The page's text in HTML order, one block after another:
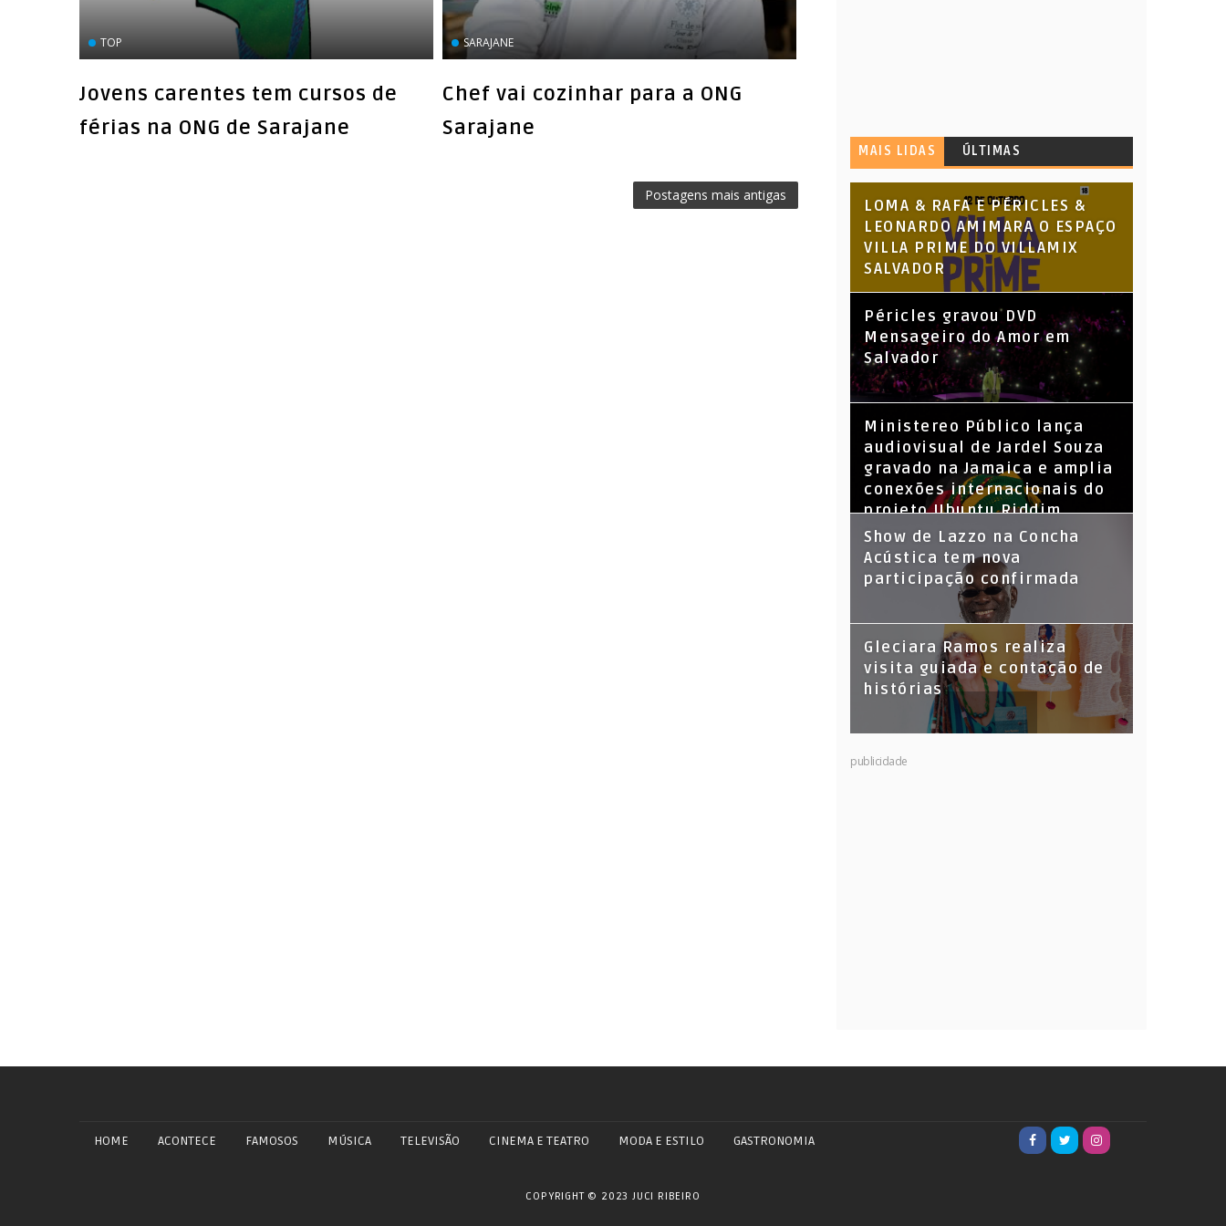
TOP
Jovens carentes tem cursos de
SARAJANE‏
Chef vai cozinhar para a ONG
Postagens mais antigas
MAIS LIDAS ÚLTIMAS
LOMA & RAFA E PÉRICLES &
LEONARDO AMIMARA O ESPAÇO
VILLA PRIME DO VILLAMIX
SALVADOR
Péricles gravou DVD
Mensageiro do Amor em
Salvador
​Ministereo Público lança
audiovisual de Jardel Souza
gravado na Jamaica e amplia
conexões internacionais do
projeto Ubuntu Riddim
Show de Lazzo na Concha
Acústica tem nova
participação confirmada
Gleciara Ramos realiza
visita guiada e contação de
histórias
publicidade
HOME ACONTECE FAMOSOS MÚSICA TELEVISÃO CINEMA E TEATRO MODA E ESTILO GASTRONOMIA
COPYRIGHT © 2023 JUCI RIBEIRO